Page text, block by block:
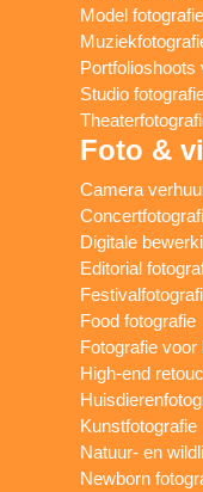
Model fotografie
Portfolioshoots
Studio
Foto &
Camera
Digitale
Editorial
Food fotografie
Fotografie
High-end
Kunstfotografie
Natuur- en
Newborn